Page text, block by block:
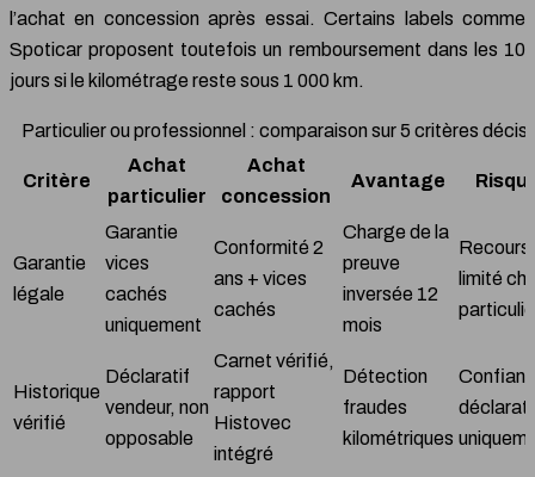
l’achat en concession après essai. Certains labels comme
Spoticar proposent toutefois un remboursement dans les 10
jours si le kilométrage reste sous 1 000 km.
Particulier ou professionnel : comparaison sur 5 critères
Critère
Achat
particulier
Achat
concession
Avantage
Garantie
légale
Garantie
vices
cachés
uniquement
Conformité 2
ans + vices
cachés
Charge de la
preuve
inversée 12
mois
Recours
limité
Historique
vérifié
Déclaratif
vendeur, non
opposable
Carnet vérifié,
rapport
Histovec
intégré
Détection
fraudes
kilométriques